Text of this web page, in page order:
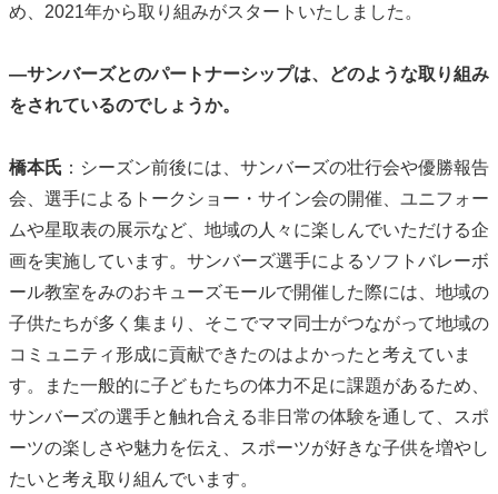
め、2021年から取り組みがスタートいたしました。
―サンバーズとのパートナーシップは、どのような取り組み
をされているのでしょうか。
橋本氏 ：シーズン前後には、サンバーズの壮行会や優勝報告
会、選手によるトークショー・サイン会の開催、ユニフォー
ムや星取表の展示など、地域の人々に楽しんでいただける企
画を実施しています。サンバーズ選手によるソフトバレーボ
ール教室をみのおキューズモールで開催した際には、地域の
子供たちが多く集まり、そこでママ同士がつながって地域の
コミュニティ形成に貢献できたのはよかったと考えていま
す。また一般的に子どもたちの体力不足に課題があるため、
サンバーズの選手と触れ合える非日常の体験を通して、スポ
ーツの楽しさや魅力を伝え、スポーツが好きな子供を増やし
たいと考え取り組んでいます。